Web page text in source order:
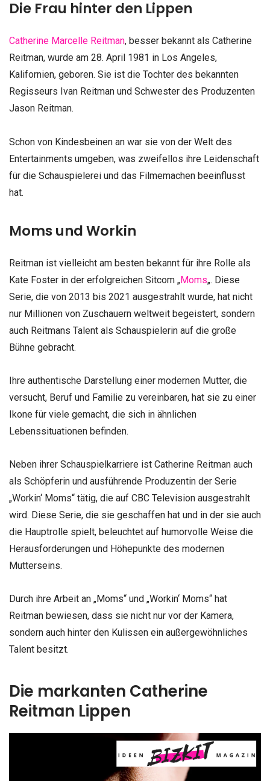
Die Frau hinter den Lippen
Catherine Marcelle Reitman, besser bekannt als Catherine
Reitman, wurde am 28. April 1981 in Los Angeles,
Kalifornien, geboren. Sie ist die Tochter des bekannten
Regisseurs Ivan Reitman und Schwester des Produzenten
Jason Reitman.
Schon von Kindesbeinen an war sie von der Welt des
Entertainments umgeben, was zweifellos ihre Leidenschaft
für die Schauspielerei und das Filmemachen beeinflusst
hat.
Moms und Workin
Reitman ist vielleicht am besten bekannt für ihre Rolle als
Kate Foster in der erfolgreichen Sitcom „Moms„. Diese
Serie, die von 2013 bis 2021 ausgestrahlt wurde, hat nicht
nur Millionen von Zuschauern weltweit begeistert, sondern
auch Reitmans Talent als Schauspielerin auf die große
Bühne gebracht.
Ihre authentische Darstellung einer modernen Mutter, die
versucht, Beruf und Familie zu vereinbaren, hat sie zu einer
Ikone für viele gemacht, die sich in ähnlichen
Lebenssituationen befinden.
Neben ihrer Schauspielkarriere ist Catherine Reitman auch
als Schöpferin und ausführende Produzentin der Serie
„Workin‘ Moms“ tätig, die auf CBC Television ausgestrahlt
wird. Diese Serie, die sie geschaffen hat und in der sie auch
die Hauptrolle spielt, beleuchtet auf humorvolle Weise die
Herausforderungen und Höhepunkte des modernen
Mutterseins.
Durch ihre Arbeit an „Moms“ und „Workin‘ Moms“ hat
Reitman bewiesen, dass sie nicht nur vor der Kamera,
sondern auch hinter den Kulissen ein außergewöhnliches
Talent besitzt.
Die markanten Catherine
Reitman Lippen